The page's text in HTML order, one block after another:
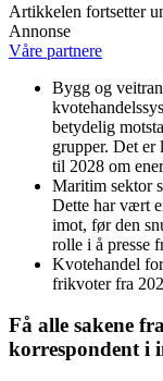
Artikkelen fortsetter
Annonse
Våre partnere
Bygg og
betydelig
grupper. Det er
til 2028 om
Maritim sektor
Dette har vært
imot, før den
rolle i å presse
Kvotehandel
frikvoter fra
Få alle sakene
korrespondent i